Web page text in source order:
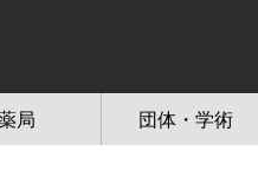
局 団体・学術